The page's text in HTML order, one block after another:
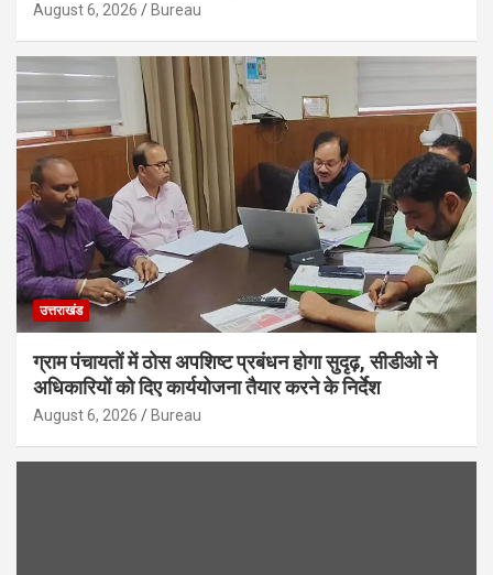
August 6, 2026 Bureau
उत्तराखंड
ग्राम पंचायतों में ठोस अपशिष्ट प्रबंधन होगा सुदृढ़, सीडीओ ने
अधिकारियों को दिए कार्ययोजना तैयार करने के निर्देश
August 6, 2026 Bureau